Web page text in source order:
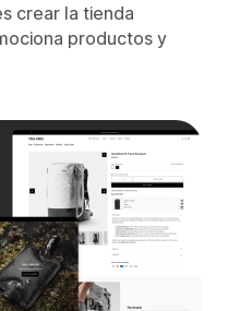
crear la tienda
productos y